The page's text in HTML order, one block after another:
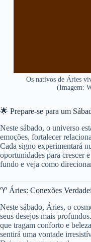
Os nativos de Áries
(Imagem:
🌟 Prepare-se para um
Neste sábado, o universo
emoções, fortalecer
Cada signo experimentará
oportunidades para crescer
fundo e veja como
♈ Áries: Conexões
Neste sábado, Áries, o
seus desejos mais
que tragam conforto e
sentirá uma vontade